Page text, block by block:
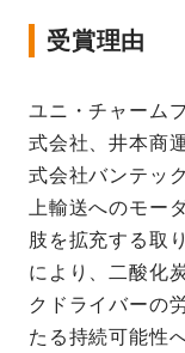
受賞理由
ユニ・チャーム
式会社、井本商
式会社バンテッ
上輸送へのモー
肢を拡充する取
により、二酸化
クドライバーの
たる持続可能性